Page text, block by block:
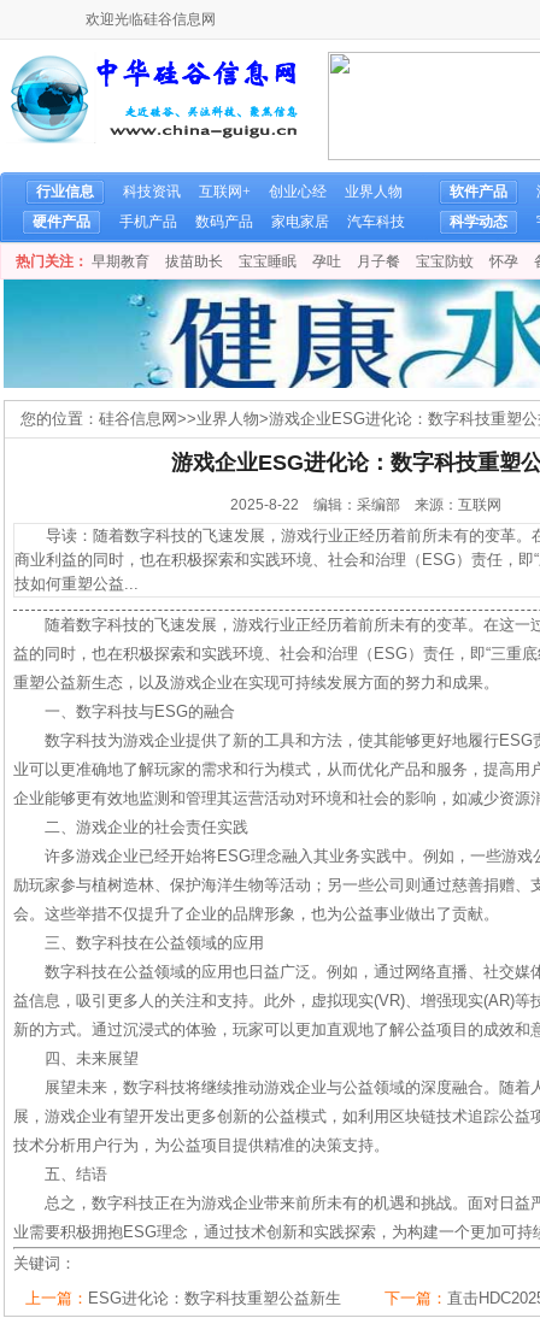
欢迎光临硅谷信息网
行业信息 科技资讯 互联网+ 创业心经
业界人物
硬件产品
手机产品 数码产品 家电家居 汽车科技
软件产品
科学动态
热门关注： 早期教育 拔苗助长 宝宝睡眠 孕吐 月子餐 宝宝防蚊 怀孕
您的位置： 硅谷信息网>>业界人物>游戏企业ESG进化论：数字科技重塑
游戏企业ESG进化论：数字科技重塑
2025-8-22 编辑：采编部 来源：互联网
导读：随着数字科技的飞速发展，游戏行业正经历着前所未有的变革。
商业利益的同时，也在积极探索和实践环境、社会和治理（ESG）责任，即
技如何重塑公益...
随着数字科技的飞速发展，游戏行业正经历着前所未有的变革。在这一
益的同时，也在积极探索和实践环境、社会和治理（ESG）责任，即“三重
重塑公益新生态，以及游戏企业在实现可持续发展方面的努力和成果。
一、数字科技与ESG的融合
数字科技为游戏企业提供了新的工具和方法，使其能够更好地履行
业可以更准确地了解玩家的需求和行为模式，从而优化产品和服务，提高用
企业能够更有效地监测和管理其运营活动对环境和社会的影响，如减少资源
二、游戏企业的社会责任实践
许多游戏企业已经开始将ESG理念融入其业务实践中。例如，一些游
励玩家参与植树造林、保护海洋生物等活动；另一些公司则通过慈善捐赠、
会。这些举措不仅提升了企业的品牌形象，也为公益事业做出了贡献。
三、数字科技在公益领域的应用
数字科技在公益领域的应用也日益广泛。例如，通过网络直播、社交媒
益信息，吸引更多人的关注和支持。此外，虚拟现实(VR)、增强现实(AR)等
新的方式。通过沉浸式的体验，玩家可以更加直观地了解公益项目的成效和
四、未来展望
展望未来，数字科技将继续推动游戏企业与公益领域的深度融合。随着
展，游戏企业有望开发出更多创新的公益模式，如利用区块链技术追踪公益
技术分析用户行为，为公益项目提供精准的决策支持。
五、结语
总之，数字科技正在为游戏企业带来前所未有的机遇和挑战。面对日益
业需要积极拥抱ESG理念，通过技术创新和实践探索，为构建一个更加可
关键词：
上一篇： ESG进化论：数字科技重塑公益新生 下一篇： 直击